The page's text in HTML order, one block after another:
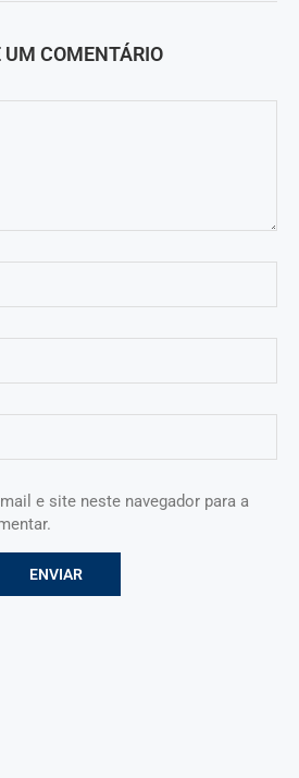
UM COMENTÁRIO
e site neste navegador para a